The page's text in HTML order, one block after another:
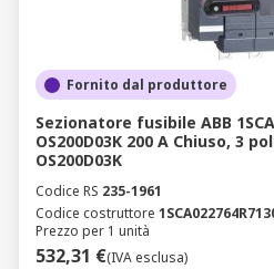
Fornito dal produttore
Sezionatore fusibile ABB
OS200D03K 200 A Chiuso, 3
OS200D03K
Codice RS 235-1961
Codice costruttore
Prezzo per 1 unità
532,31 €(IVA esclusa)